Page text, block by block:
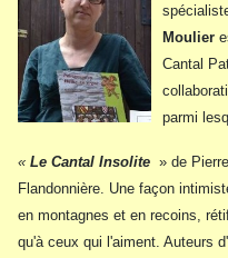
Moulier
Cantal
parmi
« Le Cantal Insolite » de
Flandonnière. Une façon
en montagnes et en recoins,
qu'à ceux qui l'aiment. Auteurs